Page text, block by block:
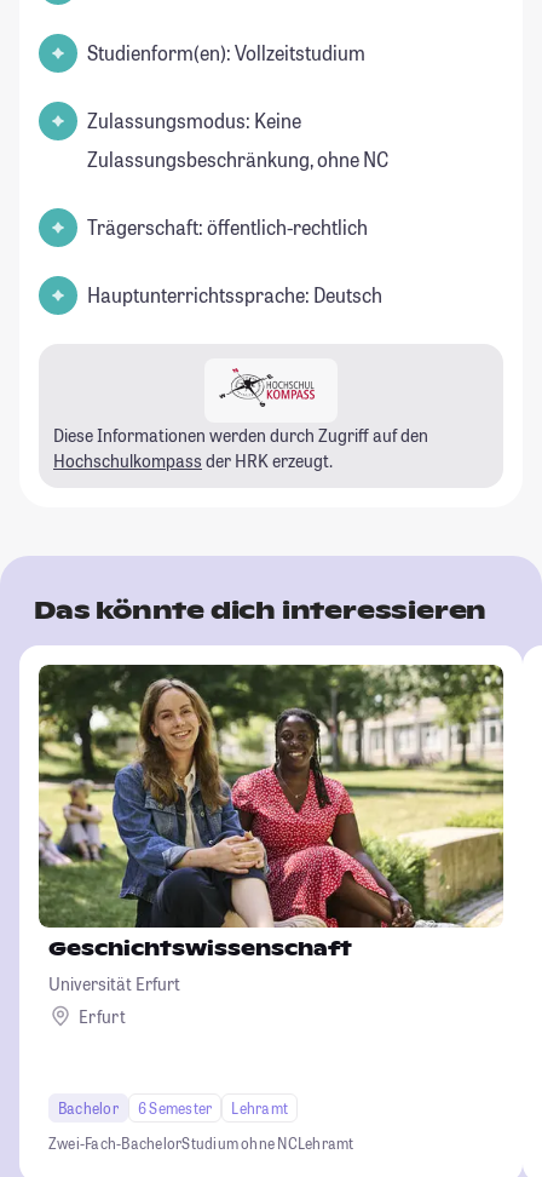
Studienform(en): Vollzeitstudium
Zulassungsmodus: Keine
Zulassungsbeschränkung, ohne NC
Trägerschaft: öffentlich-rechtlich
Hauptunterrichtssprache: Deutsch
Diese Informationen werden durch Zugriff auf den
Hochschulkompass der HRK erzeugt.
Das könnte dich interessieren
Geschichtswissenschaft
Universität Erfurt
Erfurt
Bachelor 6 Semester
Lehramt
Zwei-Fach-BachelorStudium ohne NCLehramt